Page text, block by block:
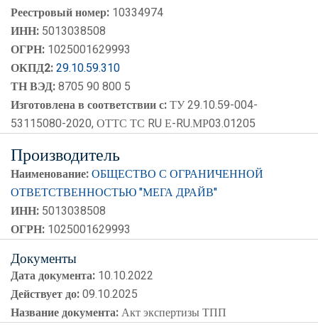
Реестровый номер: 10334974
ИНН: 5013038508
ОГРН: 1025001629993
ОКПД2:29.10.59.310
ТН ВЭД:8705 90 800 5
Изготовлена в соответствии с:ТУ 29.10.59-004-
53115080-2020, ОТТС ТС RU Е-RU.МР03.01205
Производитель
Наименование:ОБЩЕСТВО С ОГРАНИЧЕННОЙ
ОТВЕТСТВЕННОСТЬЮ "МЕГА ДРАЙВ"
ИНН: 5013038508
ОГРН: 1025001629993
Документы
Дата документа: 10.10.2022
Действует до:09.10.2025
Название документа:Акт экспертизы ТПП